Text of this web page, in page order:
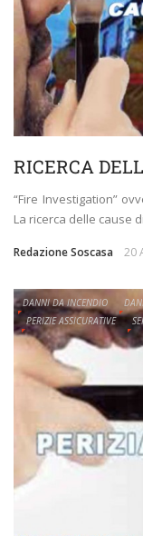
RICERCA
“Fire Investigation”
La ricerca delle cause
Redazione Soscasa 20
DANNI DA INCENDIO
PERIZIE ASSICURATIVE